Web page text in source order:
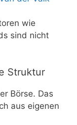
wie
sind nicht
Struktur
Börse. Das
aus eigenen